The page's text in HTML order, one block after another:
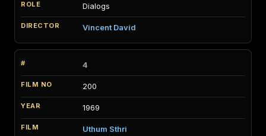
Dialogs
Vincent David
4
200
1969
Uthum Sthri